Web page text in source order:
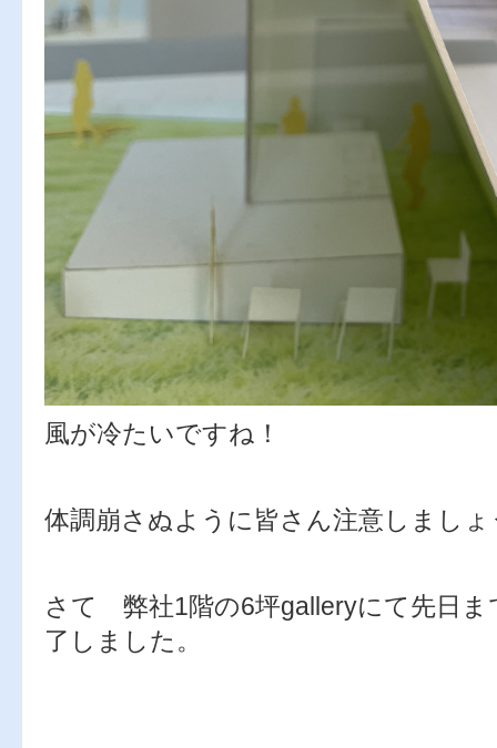
風が冷たいですね！
体調崩さぬように皆さん注意しましょ
さて 弊社1階の6坪galleryにて先日ま
了しました。